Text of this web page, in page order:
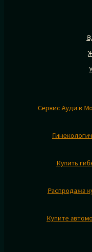
Сервис Ауди в
Купить
Распродажа
Купите